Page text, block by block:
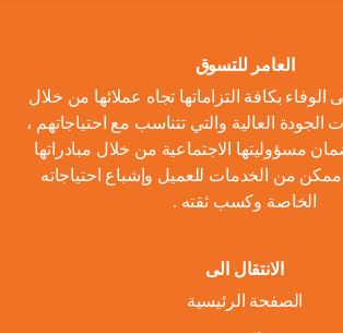
العامر للتسوق
بكافة التزاماتها تجاه عملائها من خلال
الجودة العالية والتي تتناسب مع احتياجاتهم ،
مسؤوليتها الاجتماعية من خلال مبادراتها
ممكن من الخدمات للعميل وإشباع احتياجاته
الخاصة وكسب ثقته .
الانتقال الى
الصفحة الرئيسية